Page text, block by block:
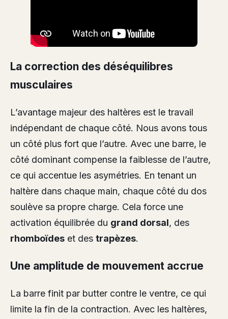
La correction des déséquilibres
musculaires
L’avantage majeur des haltères est le travail
indépendant de chaque côté. Nous avons tous
un côté plus fort que l’autre. Avec une barre, le
côté dominant compense la faiblesse de l’autre,
ce qui accentue les asymétries. En tenant un
haltère dans chaque main, chaque côté du dos
soulève sa propre charge. Cela force une
activation équilibrée du grand dorsal, des
rhomboïdes et des trapèzes.
Une amplitude de mouvement accrue
La barre finit par butter contre le ventre, ce qui
limite la fin de la contraction. Avec les haltères,